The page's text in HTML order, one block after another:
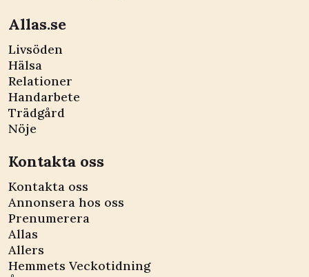
Allas.se
Livsöden
Hälsa
Relationer
Handarbete
Trädgård
Nöje
Kontakta oss
Kontakta oss
Annonsera hos oss
Prenumerera
Allas
Allers
Hemmets Veckotidning